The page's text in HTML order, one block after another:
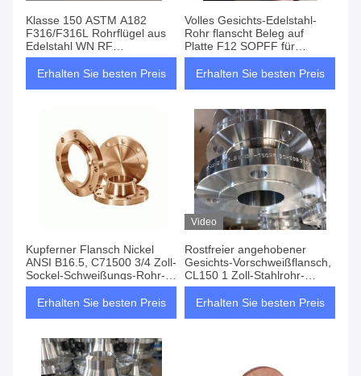
Klasse 150 ASTM A182
F316/F316L Rohrflügel aus
Edelstahl WN RF
Schweißhals Erhöhte Fläche
Erhalten Sie besten Preis
Volles Gesichts-Edelstahl-
Rohr flanscht Beleg auf
Platte F12 SOPFF für
Wasser-Service
Erhalten Sie besten Preis
Kupferner Flansch Nickel
ANSI B16.5, C71500 3/4 Zoll-
Sockel-Schweißungs-Rohr-
Flansche
Erhalten Sie besten Preis
Video
Rostfreier angehobener
Gesichts-Vorschweißflansch,
CL150 1 Zoll-Stahlrohr-
Flansch
Erhalten Sie besten Preis